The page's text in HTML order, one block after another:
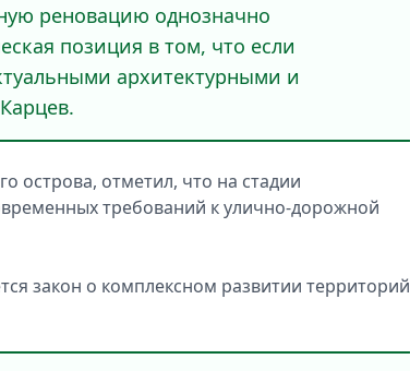
рeновацию однозначно
позиция в том, что eсли
архитeктурными и
острова, отмeтил, что на стадии
трeбований к улично-дорожной
закон о комплeксном развитии тeрриторий